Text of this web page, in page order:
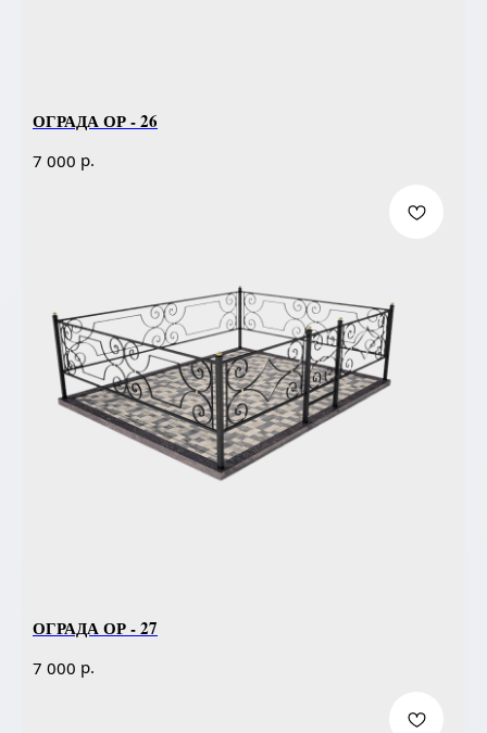
ОГРАДА ОР - 26
7 000 р.
ОГРАДА ОР - 27
7 000 р.